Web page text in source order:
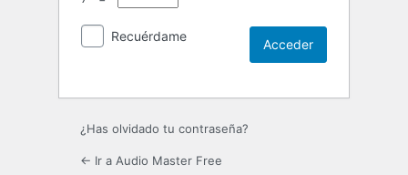
Recuérdame
¿Has olvidado tu contraseña?
← Ir a Audio Master Free